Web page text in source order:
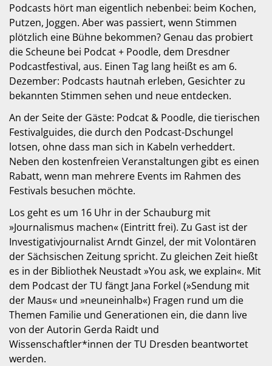
Podcasts hört man eigentlich nebenbei: beim Kochen,
Putzen, Joggen. Aber was passiert, wenn Stimmen
plötzlich eine Bühne bekommen? Genau das probiert
die Scheune bei Podcat + Poodle, dem Dresdner
Podcastfestival, aus. Einen Tag lang heißt es am 6.
Dezember: Podcasts hautnah erleben, Gesichter zu
bekannten Stimmen sehen und neue entdecken.
An der Seite der Gäste: Podcat & Poodle, die tierischen
Festivalguides, die durch den Podcast-Dschungel
lotsen, ohne dass man sich in Kabeln verheddert.
Neben den kostenfreien Veranstaltungen gibt es einen
Rabatt, wenn man mehrere Events im Rahmen des
Festivals besuchen möchte.
Los geht es um 16 Uhr in der Schauburg mit
»Journalismus machen« (Eintritt frei). Zu Gast ist der
Investigativjournalist Arndt Ginzel, der mit Volontären
der Sächsischen Zeitung spricht. Zu gleichen Zeit hießt
es in der Bibliothek Neustadt »You ask, we explain«. Mit
dem Podcast der TU fängt Jana Forkel (»Sendung mit
der Maus« und »neuneinhalb«) Fragen rund um die
Themen Familie und Generationen ein, die dann live
von der Autorin Gerda Raidt und
Wissenschaftler*innen der TU Dresden beantwortet
werden.